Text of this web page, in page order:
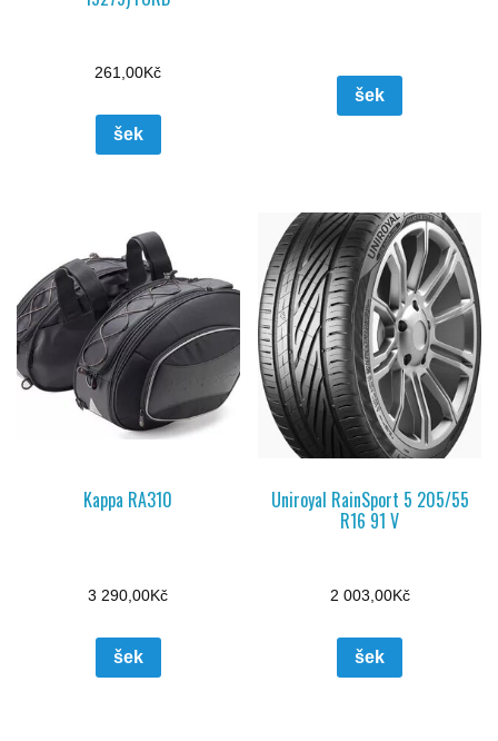
261,00Kč
šek
šek
Kappa RA310
3 290,00Kč
šek
Uniroyal RainSport 5 205/55
R16 91 V
2 003,00Kč
šek